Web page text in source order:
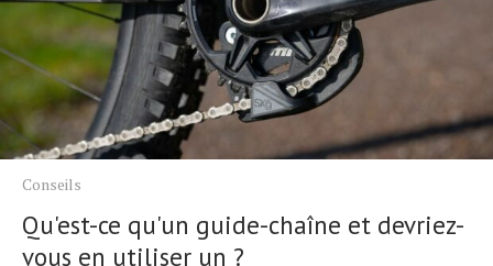
Conseils
Qu'est-ce qu'un guide-chaîne et devriez-
vous en utiliser un ?